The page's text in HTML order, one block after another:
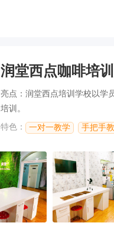
润堂西点咖啡培
亮点：润堂西点培训学校以学
培训。
特色：
一对一教学 手把手